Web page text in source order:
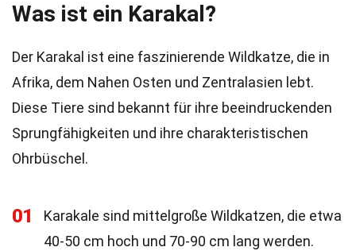
Was ist ein Karakal?
Der Karakal ist eine faszinierende Wildkatze, die in
Afrika, dem Nahen Osten und Zentralasien lebt.
Diese Tiere sind bekannt für ihre beeindruckenden
Sprungfähigkeiten und ihre charakteristischen
Ohrbüschel.
01
Karakale sind mittelgroße Wildkatzen, die etwa
40-50 cm hoch und 70-90 cm lang werden.